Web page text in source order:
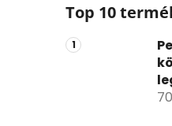
l
d
a
Top 10